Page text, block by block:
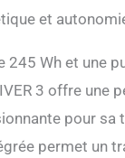
l'extérieur.
RIVER 3 offre
connexions à
solaires, des
Dotée de la
et
245 Wh et une
3 offre une
pour sa
permet un